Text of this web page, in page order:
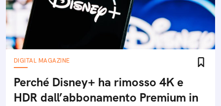
DIGITAL MAGAZINE
Perché Disney+ ha rimosso 4K e
HDR dall’abbonamento Premium in